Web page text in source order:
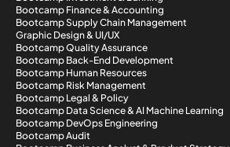
Bootcamp Finance & Accounting
Bootcamp Supply Chain Management
Graphic Design & UI/UX
Bootcamp Quality Assurance
Bootcamp Back-End Development
Bootcamp Human Resources
Bootcamp Risk Management
Bootcamp Legal & Policy
Bootcamp Data Science & AI Machine Learning
Bootcamp DevOps Engineering
Bootcamp Audit